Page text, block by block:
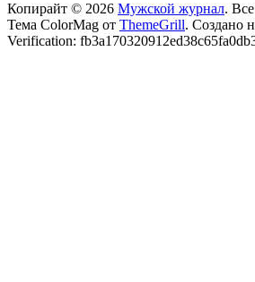
Копирайт © 2026 Мужской журнал.
Тема ColorMag от ThemeGrill. Создано
Verification: